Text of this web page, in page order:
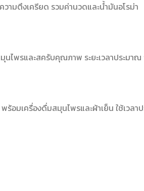
ามตึงเครียด รวมค่านวดและน้ำมันอโรม่า
ไพรและสครับคุณภาพ ระยะเวลาประมา
อมเครื่องดื่มสมุนไพรและผ้าเย็น ใช้เวลา